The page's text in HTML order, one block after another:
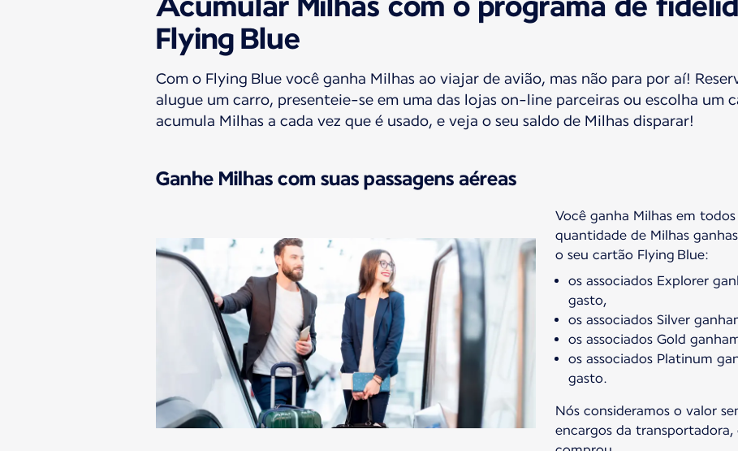
Flying Blue
Com o Flying Blue você ganha Milhas ao viajar de avião, mas não para por aí!
alugue um carro, presenteie-se em uma das lojas on-line parceiras ou escolha um
acumula Milhas a cada vez que é usado, e veja o seu saldo de Milhas disparar!
Ganhe Milhas com suas passagens aéreas
Você ganha Milhas em
quantidade de Milhas
os associados Explorer
gasto,
os associados Silver
os associados Gold
os associados Platinum
gasto.
Nós consideramos o valor
encargos da